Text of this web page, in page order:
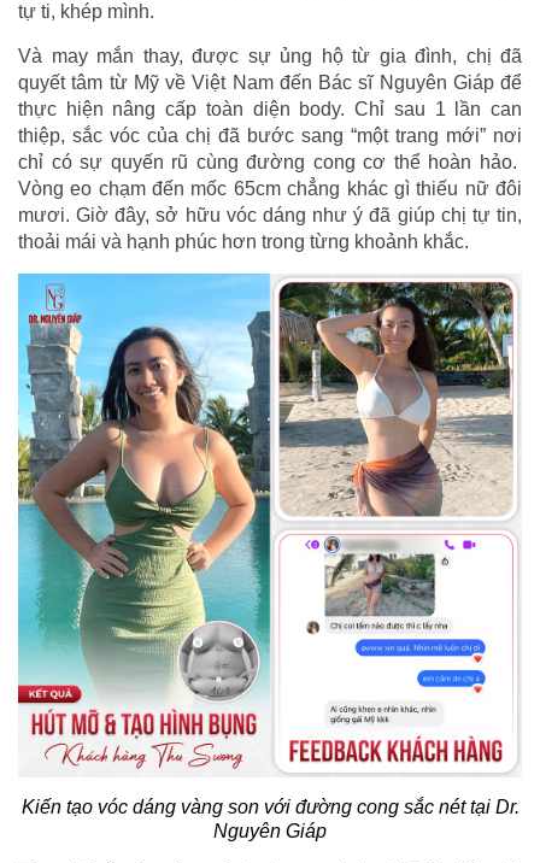
tự ti, khép mình.
Và may mắn thay, được sự ủng hộ từ gia đình, chị đã
quyết tâm từ Mỹ về Việt Nam đến Bác sĩ Nguyên Giáp để
thực hiện nâng cấp toàn diện body. Chỉ sau 1 lần can
thiệp, sắc vóc của chị đã bước sang “một trang mới” nơi
chỉ có sự quyến rũ cùng đường cong cơ thể hoàn hảo.
Vòng eo chạm đến mốc 65cm chẳng khác gì thiếu nữ đôi
mươi. Giờ đây, sở hữu vóc dáng như ý đã giúp chị tự tin,
thoải mái và hạnh phúc hơn trong từng khoảnh khắc.
Kiến tạo vóc dáng vàng son với đường cong sắc nét tại Dr.
Nguyên Giáp